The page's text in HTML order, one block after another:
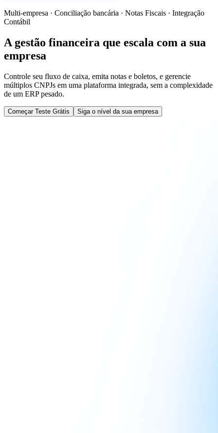
Multi-empresa · Conciliação bancária · Notas Fiscais · Integração
Contábil
A gestão financeira que escala com a sua
empresa
Controle seu fluxo de caixa, emita notas e boletos, e gerencie
múltiplos CNPJs em uma plataforma integrada, sem a complexidade
de um ERP pesado.
Começar Teste Grátis Siga o nível da sua empresa